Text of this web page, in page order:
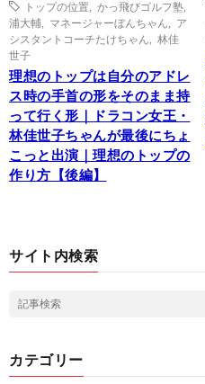
トップの位置
かっ飛びゴルフ塾
浦大輔
マネージャーぼんちゃん
ア
シスタントコーチたけちゃん
林佳
世子
理想のトップは自分のアドレ
ス時の手首の形をそのまま持
って行く形｜ドラコン女王・
林佳世子ちゃんが最後にちょ
こっと出演｜理想のトップの
作り方【後編】
サイト内検索
カテゴリー